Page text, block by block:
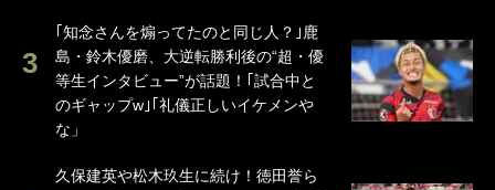
｢知念さんを煽ってたのと同じ人？｣鹿
島・鈴木優磨、大逆転勝利後の“超・優
等生インタビュー”が話題！｢試合中と
のギャップw｣｢礼儀正しいイケメンや
な」
久保建英や松木玖生に続け！徳田誉ら